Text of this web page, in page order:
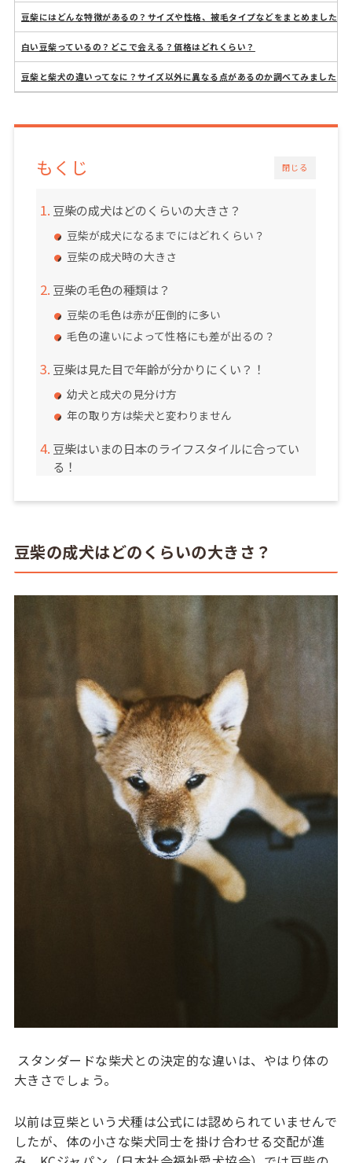
豆柴にはどんな特徴があるの？サイズや性格、被毛タイプなどをまとめました
白い豆柴っているの？どこで会える？価格はどれくらい？
豆柴と柴犬の違いってなに？サイズ以外に異なる点があるのか調べてみました
閉じる
もくじ
豆柴の成犬はどのくらいの大きさ？
豆柴が成犬になるまでにはどれくらい？
豆柴の成犬時の大きさ
豆柴の毛色の種類は？
豆柴の毛色は赤が圧倒的に多い
毛色の違いによって性格にも差が出るの？
豆柴は見た目で年齢が分かりにくい？！
幼犬と成犬の見分け方
年の取り方は柴犬と変わりません
豆柴はいまの日本のライフスタイルに合ってい
る！
豆柴の成犬はどのくらいの大きさ？
スタンダードな柴犬との決定的な違いは、やはり体の
大きさでしょう。
以前は豆柴という犬種は公式には認められていませんで
したが、体の小さな柴犬同士を掛け合わせる交配が進